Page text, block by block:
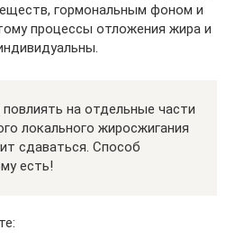
гормональным фоном и
процессы отложения жира и
на отдельные части
локального жиросжигания
сдаваться. Способ
есть!